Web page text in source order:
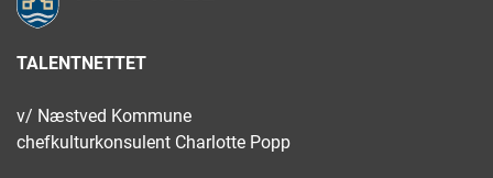
TALENTNETTET
v/ Næstved Kommune
chefkulturkonsulent Charlotte Popp